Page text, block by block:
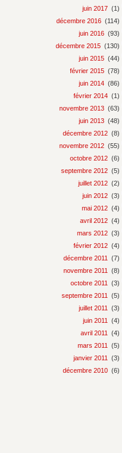
juin 2017 (1)
décembre 2016 (114)
juin 2016 (93)
décembre 2015 (130)
juin 2015 (44)
février 2015 (78)
juin 2014 (86)
février 2014 (1)
novembre 2013 (63)
juin 2013 (48)
décembre 2012 (8)
novembre 2012 (55)
octobre 2012 (6)
septembre 2012 (5)
juillet 2012 (2)
juin 2012 (3)
mai 2012 (4)
avril 2012 (4)
mars 2012 (3)
février 2012 (4)
décembre 2011
(7)
novembre 2011
(8)
octobre 2011
(3)
septembre 2011
(5)
juillet 2011
(3)
juin 2011
(4)
avril 2011
(4)
mars 2011
(5)
janvier 2011
(3)
décembre 2010 (6)